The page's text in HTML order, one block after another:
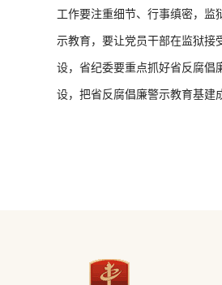
工作要注重细节、行事缜密，监
示教育，要让党员干部在监狱接
设，省纪委要重点抓好省反腐倡
设，把省反腐倡廉警示教育基建